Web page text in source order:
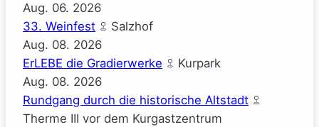
Aug. 06. 2026
33. Weinfest
Salzhof
Aug. 08. 2026
ErLEBE die Gradierwerke
Kurpark
Aug. 08. 2026
Rundgang durch die historische Altstadt
Therme III vor dem Kurgastzentrum